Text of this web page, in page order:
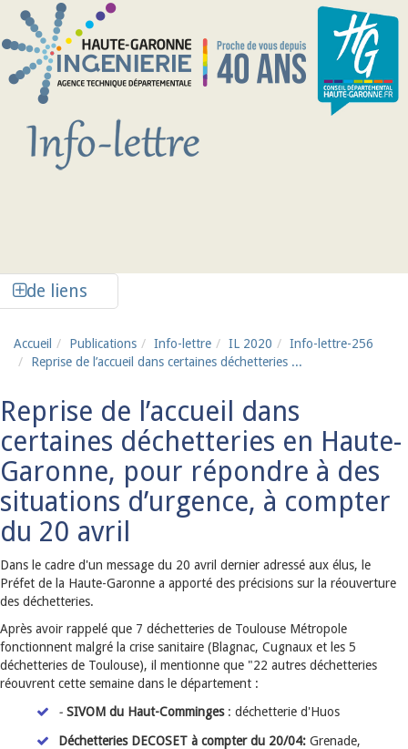
Aller au contenu principal
de liens
Accueil Publications Info-lettre IL 2020
Info-lettre-256
Reprise de l’accueil dans certaines déchetteries ...
Reprise de l’accueil dans
certaines déchetteries en Haute-
Garonne, pour répondre à des
situations d’urgence, à compter
du 20 avril
Dans le cadre d'un message du 20 avril dernier adressé aux élus, le
Préfet de la Haute-Garonne a apporté des précisions sur la réouverture
des déchetteries.
Après avoir rappelé que 7 déchetteries de Toulouse Métropole
fonctionnent malgré la crise sanitaire (Blagnac, Cugnaux et les 5
déchetteries de Toulouse), il mentionne que "22 autres déchetteries
réouvrent cette semaine dans le département :
- SIVOM du Haut-Comminges: déchetterie d'Huos
Déchetteries DECOSET à compter du 20/04: Grenade,